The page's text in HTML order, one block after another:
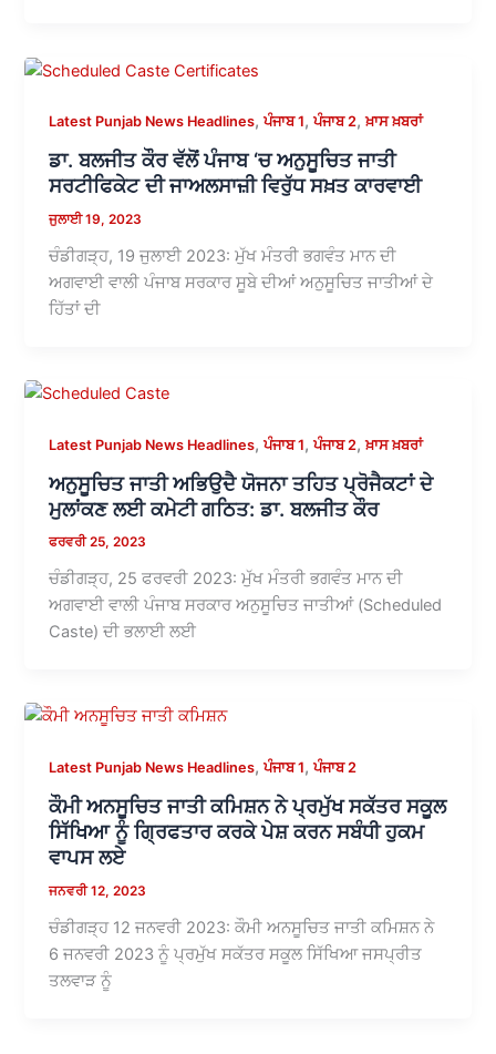
Latest Punjab News Headlines,ਪੰਜਾਬ 1,ਪੰਜਾਬ 2,ਖ਼ਾਸ ਖ਼ਬਰਾਂ
ਡਾ. ਬਲਜੀਤ ਕੌਰ ਵੱਲੋਂ ਪੰਜਾਬ ‘ਚ ਅਨੁਸੂਚਿਤ ਜਾਤੀ
ਸਰਟੀਫਿਕੇਟ ਦੀ ਜਾਅਲਸਾਜ਼ੀ ਵਿਰੁੱਧ ਸਖ਼ਤ ਕਾਰਵਾਈ
ਜੁਲਾਈ 19, 2023
ਚੰਡੀਗੜ੍ਹ, 19 ਜੁਲਾਈ 2023: ਮੁੱਖ ਮੰਤਰੀ ਭਗਵੰਤ ਮਾਨ ਦੀ
ਅਗਵਾਈ ਵਾਲੀ ਪੰਜਾਬ ਸਰਕਾਰ ਸੂਬੇ ਦੀਆਂ ਅਨੁਸੂਚਿਤ ਜਾਤੀਆਂ ਦੇ
ਹਿੱਤਾਂ ਦੀ
Latest Punjab News Headlines,ਪੰਜਾਬ 1,ਪੰਜਾਬ 2,ਖ਼ਾਸ ਖ਼ਬਰਾਂ
ਅਨੁਸੂਚਿਤ ਜਾਤੀ ਅਭਿਉਦੈ ਯੋਜਨਾ ਤਹਿਤ ਪ੍ਰੋਜੈਕਟਾਂ ਦੇ
ਮੁਲਾਂਕਣ ਲਈ ਕਮੇਟੀ ਗਠਿਤ: ਡਾ. ਬਲਜੀਤ ਕੌਰ
ਫਰਵਰੀ 25, 2023
ਚੰਡੀਗੜ੍ਹ, 25 ਫਰਵਰੀ 2023: ਮੁੱਖ ਮੰਤਰੀ ਭਗਵੰਤ ਮਾਨ ਦੀ
ਅਗਵਾਈ ਵਾਲੀ ਪੰਜਾਬ ਸਰਕਾਰ ਅਨੁਸੂਚਿਤ ਜਾਤੀਆਂ (Scheduled
Caste) ਦੀ ਭਲਾਈ ਲਈ
Latest Punjab News Headlines,ਪੰਜਾਬ 1,ਪੰਜਾਬ 2
ਕੌਮੀ ਅਨਸੂਚਿਤ ਜਾਤੀ ਕਮਿਸ਼ਨ ਨੇ ਪ੍ਰਮੁੱਖ ਸਕੱਤਰ ਸਕੂਲ
ਸਿੱਖਿਆ ਨੂੰ ਗ੍ਰਿਫਤਾਰ ਕਰਕੇ ਪੇਸ਼ ਕਰਨ ਸਬੰਧੀ ਹੁਕਮ
ਵਾਪਸ ਲਏ
ਜਨਵਰੀ 12, 2023
ਚੰਡੀਗੜ੍ਹ 12 ਜਨਵਰੀ 2023: ਕੌਮੀ ਅਨਸੂਚਿਤ ਜਾਤੀ ਕਮਿਸ਼ਨ ਨੇ
6 ਜਨਵਰੀ 2023 ਨੂੰ ਪ੍ਰਮੁੱਖ ਸਕੱਤਰ ਸਕੂਲ ਸਿੱਖਿਆ ਜਸਪ੍ਰੀਤ
ਤਲਵਾੜ ਨੂੰ